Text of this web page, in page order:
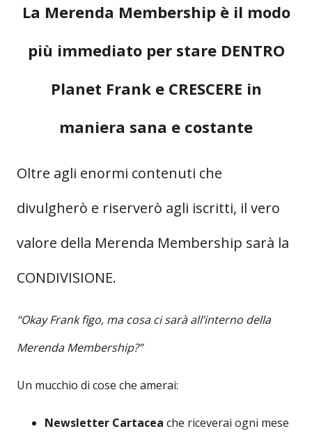
La Merenda Membership è il modo
più immediato per stare DENTRO
Planet Frank e CRESCERE in
maniera sana e costante
Oltre agli enormi contenuti che
divulgherò e riserverò agli iscritti, il vero
valore della Merenda Membership sarà la
CONDIVISIONE.
“Okay Frank figo, ma cosa ci sarà all’interno della
Merenda Membership?”
Un mucchio di cose che amerai:
Newsletter Cartacea che riceverai ogni mese